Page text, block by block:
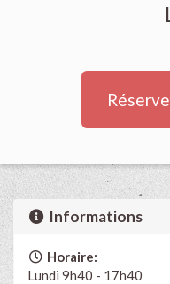
Informations
Horaire:
Lundi 9h40 - 17h40